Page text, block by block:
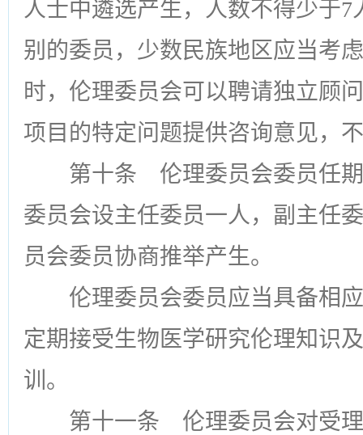
人士中遴选产生，人数不得少于
别的委员，少数民族地区应当考
时，伦理委员会可以聘请独立顾
项目的特定问题提供咨询意见，
第十条 伦理委员会委员任
委员会设主任委员一人，副主任
员会委员协商推举产生。
伦理委员会委员应当具备相
定期接受生物医学研究伦理知识
训。
第十一条 伦理委员会对受